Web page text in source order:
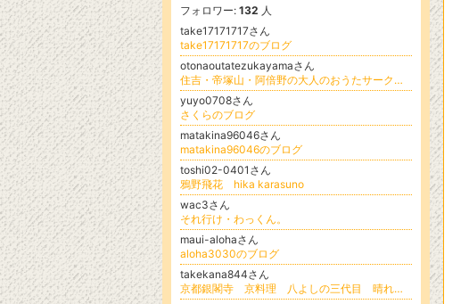
フォロワー: 132 人
take17171717さん
take17171717のブログ
otonaoutatezukayamaさん
住吉・帝塚山・阿倍野の大人のおうたサークル ドレミきらきら音楽教室
yuyo0708さん
さくらのブログ
matakina96046さん
matakina96046のブログ
toshi02-0401さん
鴉野飛花 hika karasuno
wac3さん
それ行け・わっくん。
maui-alohaさん
aloha3030のブログ
takekana844さん
京都銀閣寺 京料理 八よしの三代目 晴れ男さん！！のﾌﾞﾛｸﾞ